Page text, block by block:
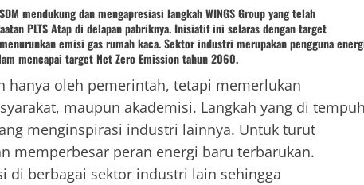
mendukung dan mengapresiasi langkah WINGS Group yang telah
PLTS Atap di delapan pabriknya. Inisiatif ini selaras dengan target
emisi gas rumah kaca. Sektor industri merupakan pengguna
mencapai target Net Zero Emission tahun 2060.
hanya oleh pemerintah, tetapi memerlukan
maupun akademisi. Langkah yang di
menginspirasi industri lainnya. Untuk turut
memperbesar peran energi baru terbarukan.
di berbagai sektor industri lain sehingga